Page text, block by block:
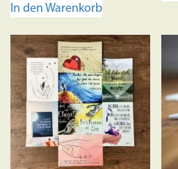
In den Warenkorb